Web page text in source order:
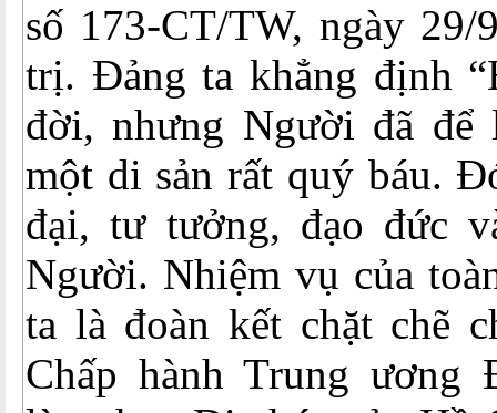
số 173-CT/TW, ngày 29/
trị. Đảng ta khẳng định
đời, nhưng Người đã để
một di sản rất quý báu.
đại, tư tưởng, đạo đức
Người. Nhiệm vụ của
ta là đoàn kết chặt chẽ
Chấp hành Trung ương